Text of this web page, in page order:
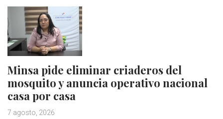
Minsa pide eliminar criaderos del
mosquito y anuncia operativo nacional
casa por casa
7 agosto, 2026